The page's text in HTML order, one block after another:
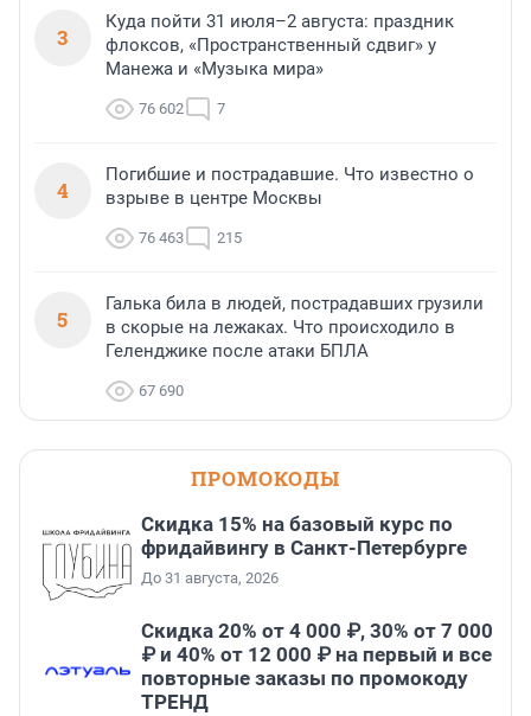
3
Куда пойти 31 июля–2 августа: праздник
флоксов, «Пространственный сдвиг» у
Манежа и «Музыка мира»
76 602 7
4
Погибшие и пострадавшие. Что известно о
взрыве в центре Москвы
76 463 215
5
Галька била в людей, пострадавших грузили
в скорые на лежаках. Что происходило в
Геленджике после атаки БПЛА
67 690
ПРОМОКОДЫ
Скидка 15% на базовый курс по
фридайвингу в Санкт-Петербурге
До 31 августа, 2026
Скидка 20% от 4 000 ₽, 30% от 7 000
₽ и 40% от 12 000 ₽ на первый и все
повторные заказы по промокоду
ТРЕНД